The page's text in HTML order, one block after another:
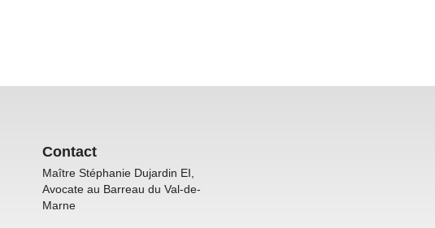
Contact
Maître Stéphanie Dujardin EI,
Avocate au Barreau du Val-de-
Marne